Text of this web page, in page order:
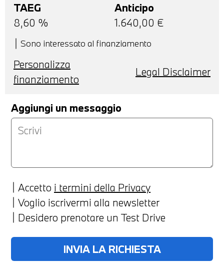
TAEG
8,60 %
Anticipo
1.640,00 €
Sono interessato al finanziamento
Personalizza
finanziamento
Legal Disclaimer
Aggiungi un messaggio
Accetto i termini della Privacy
Voglio iscrivermi alla newsletter
Desidero prenotare un Test Drive